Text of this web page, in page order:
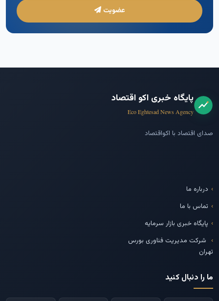
عضویت
پایگاه خبری اکو اقتصاد
Eco Eghtesad News Agency
صدای اقتصاد با اکواقتصاد
درباره ما
تماس با ما
پایگاه خبری بازار سرمایه
شرکت مدیریت فناوری بورس
تهران
ما را دنبال کنید